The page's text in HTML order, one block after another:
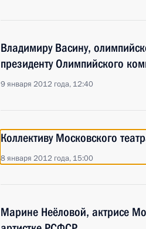
Владимиру Васину,
президенту Олимпийского
9 января 2012 года, 12:40
Коллективу Московского
8 января 2012 года, 15:00
Марине Неёловой, актрисе